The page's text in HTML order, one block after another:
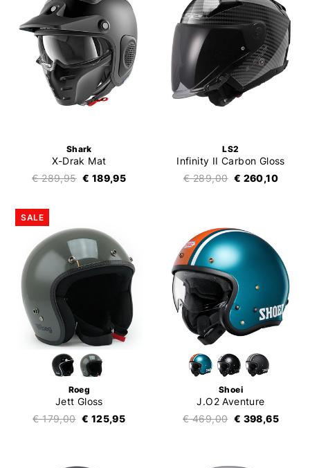
Shark
X-Drak Mat
€ 289,95 € 189,95
LS2
Infinity II Carbon Gloss
€ 289,00 € 260,10
SALE
Roeg
Jett Gloss
€ 179,00 € 125,95
Shoei
J.O2 Aventure
€ 469,00 € 398,65